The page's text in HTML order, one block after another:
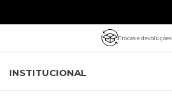
Trocas e devoluções
INSTITUCIONAL